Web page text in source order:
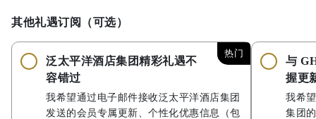
其他礼遇订阅（可选）
热门
泛太平洋酒店集团精彩礼遇不
容错过
我希望通过电子邮件接收泛太平洋酒店集团
发送的会员专属更新、个性化优惠信息（包
与
握更
我希
集团